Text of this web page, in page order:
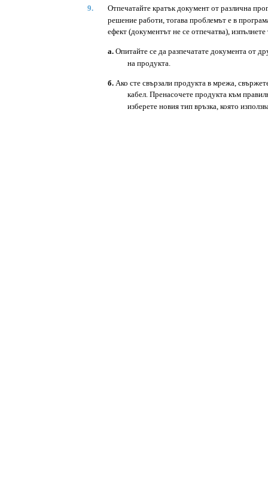
9.
Отпечатайте кратък документ от различна
решение работи, тогава проблемът е в
ефект (документът не се отпечатва), изпълнете
а. Опитайте се да разпечатате документа от
на продукта.
б. Ако сте свързали продукта в мрежа,
кабел. Пренасочете продукта към
изберете новия тип връзка, която